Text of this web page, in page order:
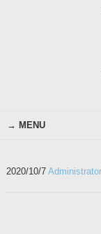
MENU
2020/10/7